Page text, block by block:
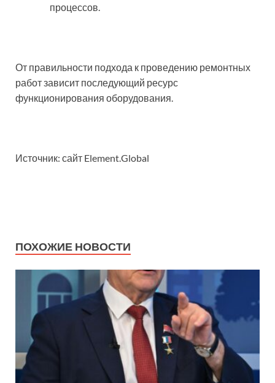
процессов.
От правильности подхода к проведению ремонтных
работ зависит последующий ресурс
функционирования оборудования.
Источник: сайт Element.Global
ПОХОЖИЕ НОВОСТИ